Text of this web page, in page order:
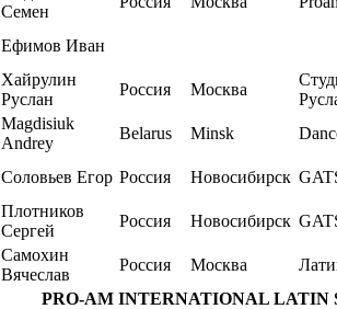
Семен
Ефимов Иван
Хайрулин
Руслан
Россия Москва
Magdisiuk
Andrey
Belarus Minsk
Соловьев Егор Россия Новосибирск
Плотников
Сергей
Россия Новосибирск
Самохин
Вячеслав
Россия Москва
PRO-AM INTERNATIONAL LATIN